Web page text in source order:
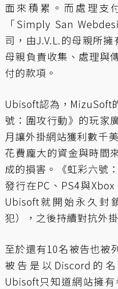
面來積累。而處理支
「Simply San
司，由J.V.L.的母親所
母親負責收集、處理與
付的款項。
Ubisoft認為，MizuSoft
號：圍攻行動》的玩家
月讓外掛網站獲利數千
花費龐大的資金與時間
成的損害。《虹彩六號
發行在PC、PS4與
Ubisoft就開始永久封
犯），之後持續對抗外掛
至於還有10名被告也被
被告是以Discord的
Ubisoft只知道網站擁